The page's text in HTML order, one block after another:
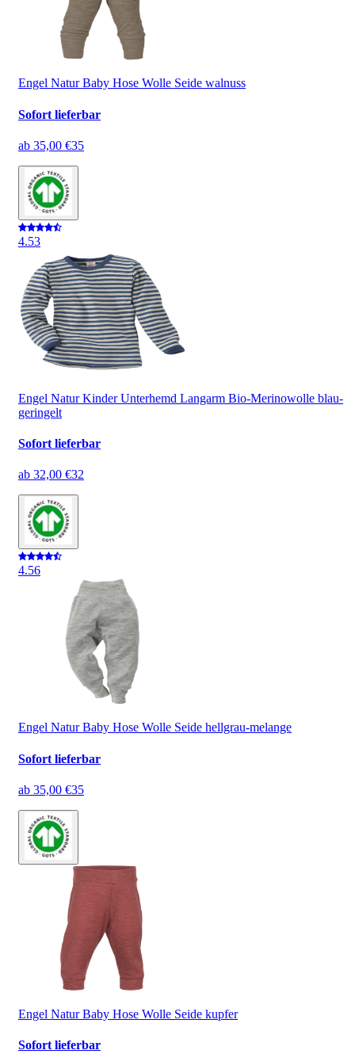
Engel Natur Baby Hose Wolle Seide walnuss
Sofort lieferbar
ab 35,00 €35
4.53
Engel Natur Kinder Unterhemd Langarm Bio-Merinowolle blau-
geringelt
Sofort lieferbar
ab 32,00 €32
4.56
Engel Natur Baby Hose Wolle Seide hellgrau-melange
Sofort lieferbar
ab 35,00 €35
Engel Natur Baby Hose Wolle Seide kupfer
Sofort lieferbar